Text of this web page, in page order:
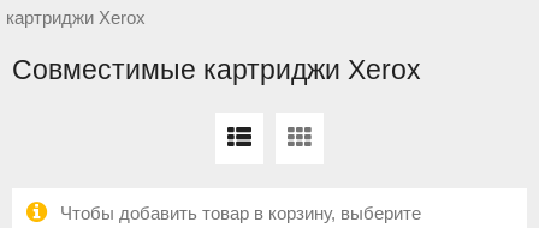
картриджи Xerox
Совместимые картриджи Xerox
Чтобы добавить товар в корзину, выберите